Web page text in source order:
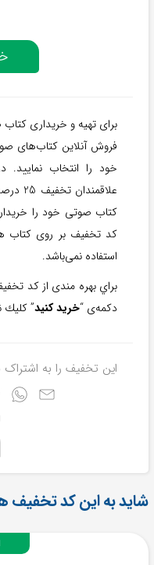
برای تهیه و خریداری کتاب
فروش آنلاین کتاب‌های
خود را انتخاب نماييد.
كتاب صوتی خود را
كد تخفيف بر روی كتاب
استفاده نمی‌باشد.
براي بهره مندی از كد
دكمه‌ی “خريد كنيد” كليك
این تخفیف را به اشتراک
شاید به این کد تخفیف